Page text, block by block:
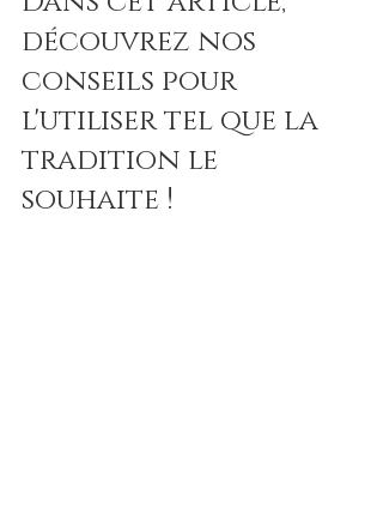
découvrez nos
conseils pour
l'utiliser tel que la
tradition le
souhaite !